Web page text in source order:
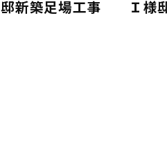
邸新築足場工事
Ｉ様